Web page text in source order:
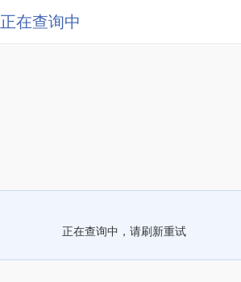
正在查询中
正在查询中，请刷新重试